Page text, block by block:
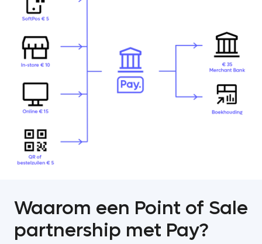
Waarom een Point of Sale
partnership met Pay?